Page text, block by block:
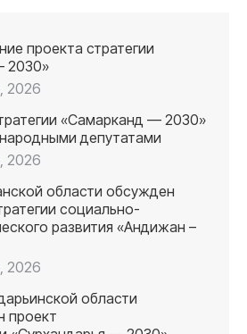
проекта стратегии
2030»
2026
«Самарканд — 2030»
депутатами
2026
области обсужден
социально-
развития «Андижан –
2026
области
проект